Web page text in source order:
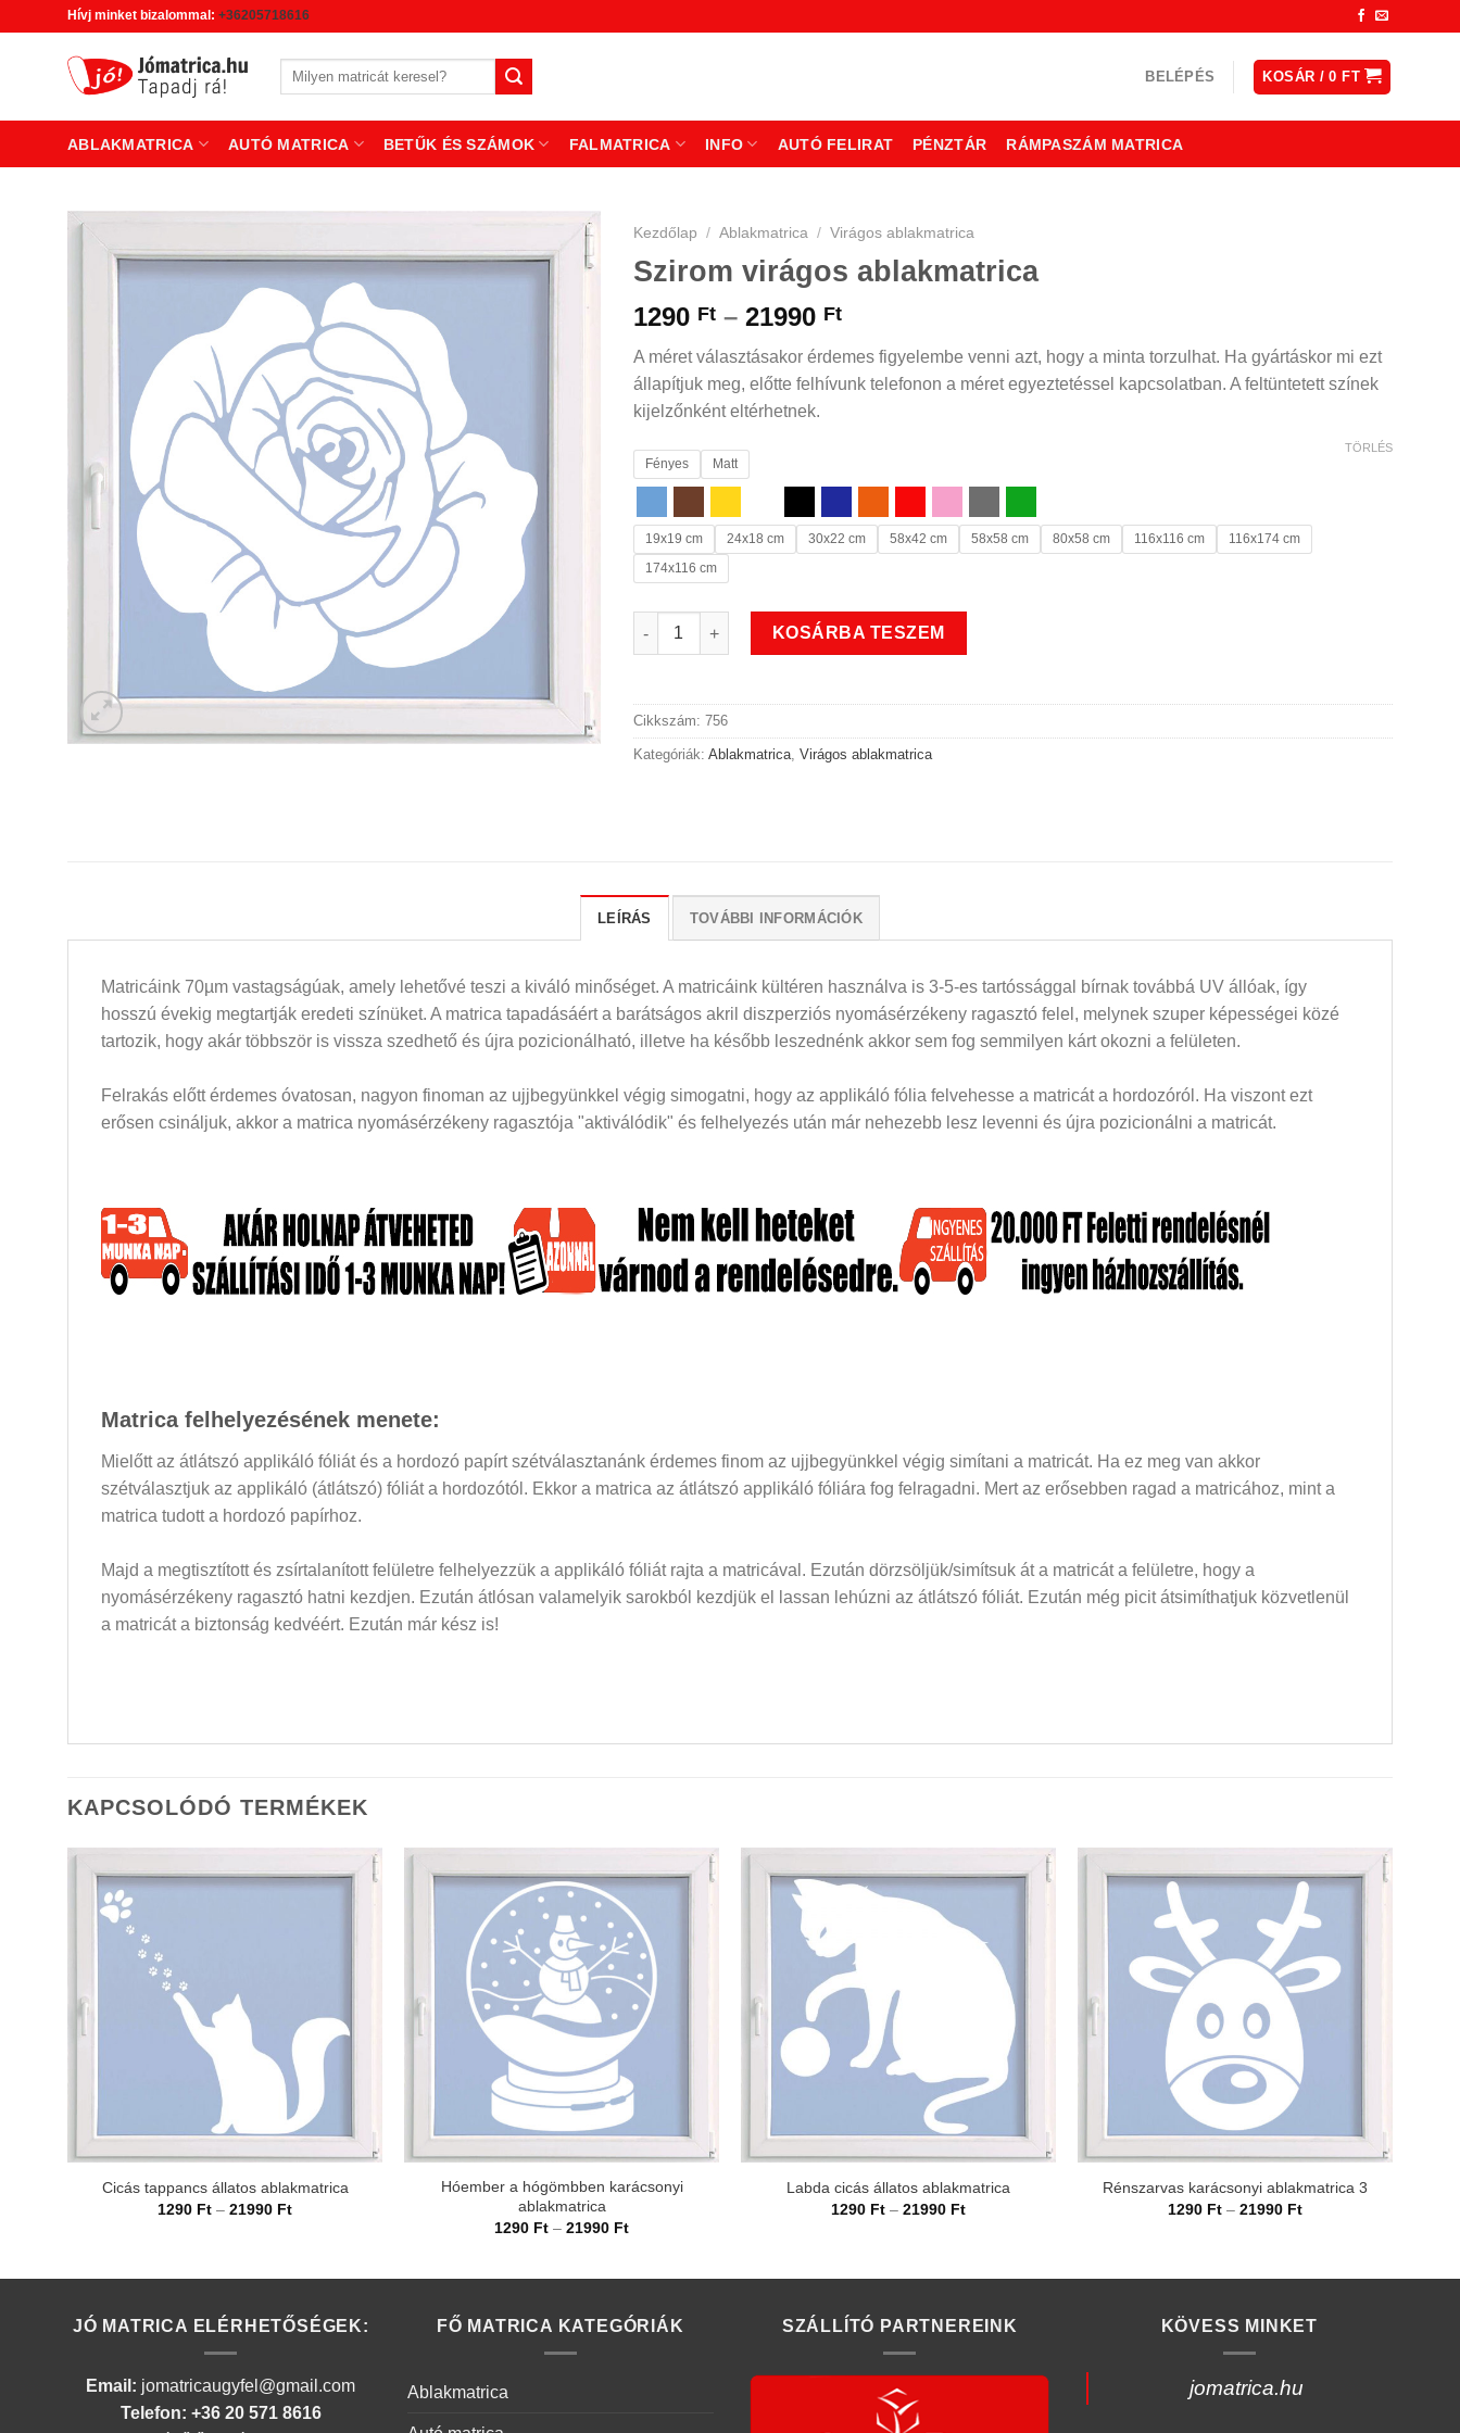
Hívj minket bizalommal: +36205718616
Keresés
BELÉPÉS KOSÁR /0FT
ABLAKMATRICA AUTÓ MATRICA BETŰK ÉS SZÁMOK FALMATRICA INFO AUTÓ FELIRAT PÉNZTÁR RÁMPASZÁM MATRICA
Kezdőlap / Ablakmatrica / Virágos ablakmatrica
Szirom virágos ablakmatrica
1290 Ft – 21990 FtÁrtartomány:
-
21990 Ft
A méret választásakor érdemes figyelembe venni azt, hogy a minta torzulhat. Ha gyártáskor mi ezt
állapítjuk meg, előtte felhívunk telefonon a méret egyeztetéssel kapcsolatban. A feltüntetett színek
kijelzőnként eltérhetnek.
Fényes Matt
19x19 cm 24x18 cm 30x22 cm 58x42 cm 58x58 cm 80x58 cm 116x116 cm
116x174 cm
174x116 cm
TÖRLÉS
Szirom virágos ablakmatrica mennyiség
KOSÁRBA TESZEM
Cikkszám: 756
Kategóriák: Ablakmatrica, Virágos ablakmatrica
LEÍRÁS TOVÁBBI INFORMÁCIÓK
Matricáink 70µm vastagságúak, amely lehetővé teszi a kiváló minőséget. A matricáink kültéren használva is 3-5-es tartóssággal bírnak továbbá UV állóak, így
hosszú évekig megtartják eredeti színüket. A matrica tapadásáért a barátságos akril diszperziós nyomásérzékeny ragasztó felel, melynek szuper képességei közé
tartozik, hogy akár többször is vissza szedhető és újra pozicionálható, illetve ha később leszednénk akkor sem fog semmilyen kárt okozni a felületen.
Felrakás előtt érdemes óvatosan, nagyon finoman az ujjbegyünkkel végig simogatni, hogy az applikáló fólia felvehesse a matricát a hordozóról. Ha viszont ezt
erősen csináljuk, akkor a matrica nyomásérzékeny ragasztója "aktiválódik" és felhelyezés után már nehezebb lesz levenni és újra pozicionálni a matricát.
Matrica felhelyezésének menete:
Mielőtt az átlátszó applikáló fóliát és a hordozó papírt szétválasztanánk érdemes finom az ujjbegyünkkel végig simítani a matricát. Ha ez meg van akkor
szétválasztjuk az applikáló (átlátszó) fóliát a hordozótól. Ekkor a matrica az átlátszó applikáló fóliára fog felragadni. Mert az erősebben ragad a matricához, mint a
matrica tudott a hordozó papírhoz.
Majd a megtisztított és zsírtalanított felületre felhelyezzük a applikáló fóliát rajta a matricával. Ezután dörzsöljük/simítsuk át a matricát a felületre, hogy a
nyomásérzékeny ragasztó hatni kezdjen. Ezután átlósan valamelyik sarokból kezdjük el lassan lehúzni az átlátszó fóliát. Ezután még picit átsimíthatjuk közvetlenül
a matricát a biztonság kedvéért. Ezután már kész is!
KAPCSOLÓDÓ TERMÉKEK
Cicás tappancs állatos ablakmatrica
1290 Ft – 21990 FtÁrtartomány:
Hóember a hógömbben karácsonyi
ablakmatrica
1290 Ft – 21990 FtÁrtartomány:
Labda cicás állatos ablakmatrica
1290 Ft – 21990 FtÁrtartomány:
Rénszarvas karácsonyi ablakmatrica 3
1290 Ft – 21990 FtÁrtartomány:
JÓ MATRICA ELÉRHETŐSÉGEK:
Email: jomatricaugyfel@gmail.com
Telefon: +36 20 571 8616
FŐ MATRICA KATEGÓRIÁK
Ablakmatrica
SZÁLLÍTÓ PARTNEREINK KÖVESS MINKET
jomatrica.hu